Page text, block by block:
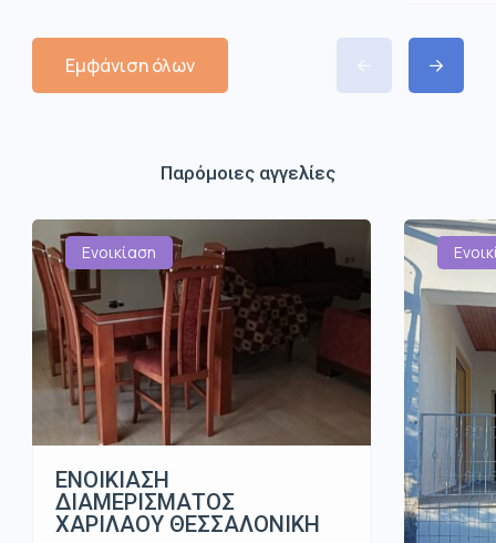
Εμφάνιση όλων
Παρόμοιες αγγελίες
Ενοικίαση
ΕΝΟΙΚΙΑΣΗ
ΔΙΑΜΕΡΙΣΜΑΤΟΣ
ΧΑΡΙΛΑΟΥ ΘΕΣΣΑΛΟΝΙΚΗ